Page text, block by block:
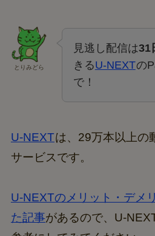
とりみどら
見逃し配信は31
きるU-NEXTの
で！
U-NEXTは、29万本以上の
サービスです。
U-NEXTのメリット・デメ
た記事があるので、U-